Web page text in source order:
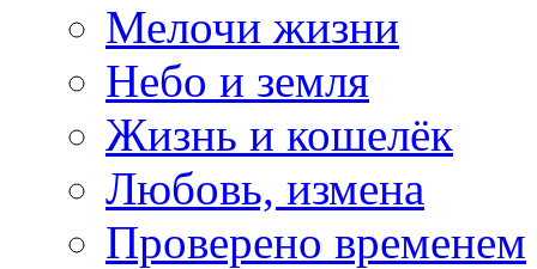
Мелочи жизни
Небо и земля
Жизнь и кошелёк
Любовь, измена
Проверено временем